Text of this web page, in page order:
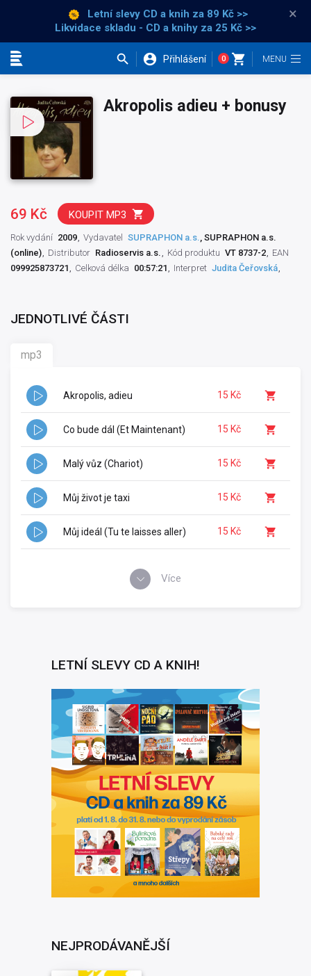
Letní slevy CD a knih za 89 Kč >>
Likvidace skladu - CD a knihy za 25 Kč >>
×
Přihlášení 0
Akropolis adieu + bonusy
69 Kč KOUPIT MP3
Rok vydání 2009 Vydavatel SUPRAPHON a.s., SUPRAPHON a.s.
(online)
Distributor Radioservis a.s. Kód produktu VT 8737-2
EAN
099925873721
Celková délka 00:57:21 Interpret Judita Čeřovská
JEDNOTLIVÉ ČÁSTI
mp3
Akropolis, adieu 15 Kč
Co bude dál (Et Maintenant) 15 Kč
Malý vůz (Chariot) 15 Kč
Můj život je taxi 15 Kč
Můj ideál (Tu te laisses aller) 15 Kč
Více
LETNÍ SLEVY CD A KNIH!
NEJPRODÁVANĚJŠÍ